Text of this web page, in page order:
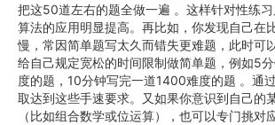
把这50道左右的题全做一遍 。这样针对性练
算法的应用明显提高。再比如，你发现自己在
慢，常因简单题写太久而错失更难题，此时可
给自己规定宽松的时间限制做简单题，例如5
度的题，10分钟写完一道1400难度的题 。通
取达到这些手速要求。又如果你意识到自己的
（比如组合数学或位运算），也可以专门挑对